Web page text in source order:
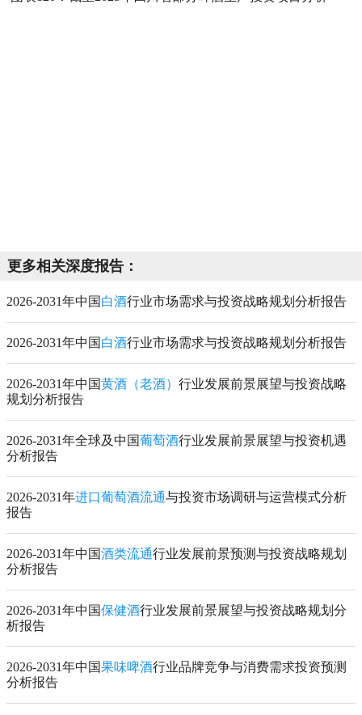
更多相关深度报告：
2026-2031年中国 白酒行业市场需求与投资战略规划分析报告
2026-2031年中国 白酒行业市场需求与投资战略规划分析报告
2026-2031年中国黄酒（老酒） 行业发展前景展望与投资战略
规划分析报告
2026-2031年全球及中国葡萄酒行业发展前景展望与投资机遇
分析报告
2026-2031年进口葡萄酒流通与投资市场调研与运营模式分析
报告
2026-2031年中国酒类流通行业发展前景预测与投资战略规划
分析报告
2026-2031年中国保健酒行业发展前景展望与投资战略规划分
析报告
2026-2031年中国果味啤酒行业品牌竞争与消费需求投资预测
分析报告